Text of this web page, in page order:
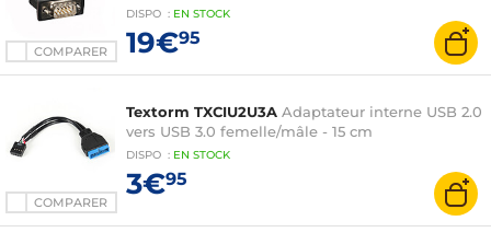
COMPARER
DISPO : EN STOCK
19€95
COMPARER
Textorm TXCIU2U3A Adaptateur interne USB 2.0
vers USB 3.0 femelle/mâle - 15 cm
DISPO : EN STOCK
3€95